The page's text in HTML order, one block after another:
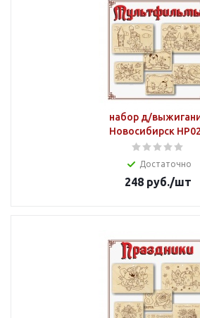
набор д/
Новосибирск
Достаточно
248 руб./шт